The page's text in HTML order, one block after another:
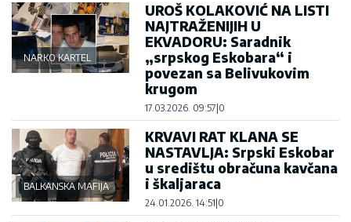
NARKO KARTEL
UROŠ KOLAKOVIĆ NA LISTI
NAJTRAŽENIJIH U
EKVADORU: Saradnik
„srpskog Eskobara“ i
povezan sa Belivukovim
krugom
17.03.2026. 09:57 0
BALKANSKA MAFIJA
KRVAVI RAT KLANA SE
NASTAVLJA: Srpski Eskobar
u središtu obračuna kavčana
i škaljaraca
24.01.2026. 14:51 0